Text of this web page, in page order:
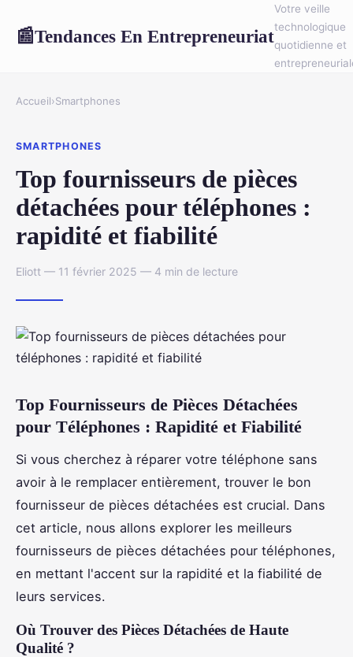
📰Tendances En Entrepreneuriat
Votre veille
technologique
quotidienne et
Accueil›Smartphones
SMARTPHONES
Top fournisseurs de pièces
détachées pour téléphones :
rapidité et fiabilité
Eliott — 11 février 2025 — 4 min de lecture
Top Fournisseurs de Pièces Détachées
pour Téléphones : Rapidité et Fiabilité
Si vous cherchez à réparer votre téléphone sans
avoir à le remplacer entièrement, trouver le bon
fournisseur de pièces détachées est crucial. Dans
cet article, nous allons explorer les meilleurs
fournisseurs de pièces détachées pour téléphones,
en mettant l'accent sur la rapidité et la fiabilité de
leurs services.
Où Trouver des Pièces Détachées de Haute
Qualité ?